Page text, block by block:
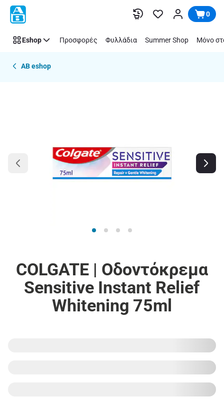
Παράλειψη 0
Eshop Προσφορές Φυλλάδια Summer Shop Μόνο
AB eshop
COLGATE | Οδοντόκρεμα
Sensitive Instant Relief
Whitening 75ml